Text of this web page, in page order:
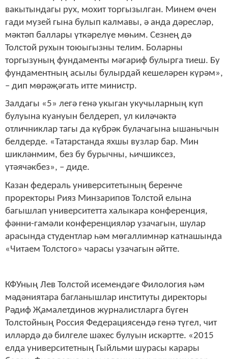
вакытындагы рух, мохит торгызылган. Минем өчен
гади музей гына булып калмавы, ә анда дәресләр,
мәктәп баллары үткәрелүе мөһим. Сезнең дә
Толстой рухын тоюыгызны телим. Боларны
торгызуның фундаменты мәгариф булырга тиеш. Бу
фундаментның асылы булырдай кешеләрен күрәм»,
– дип мөрәҗәгать итте министр.
Залдагы «5» легә генә укыган укучыларның күп
булуына куануын белдереп, ул киләчәктә
отличниклар тагы да күбрәк булачагына ышанычын
белдерде. «Татарстанда яхшы вузлар бар. Мин
шикләнмим, без бу бурычны, һичшиксез,
үтәячәкбез», – диде.
Казан федераль университетының беренче
проректоры Рияз Минзарипов Толстой елына
багышлап университетта халыкара конференция,
фәнни-гамәли конференцияләр узачагын, шулар
арасында студентлар һәм мөгаллимнәр катнашында
«Читаем Толстого» чарасы узачагын әйтте.
КФУның Лев Толстой исемендәге Филология һәм
мәдәниятара багланышлар институты директоры
Рәдиф Җамалетдинов журналистларга бүген
Толстойның Россия Федерациясендә генә түгел, чит
илләрдә дә билгеле шәхес булуын искәртте. «2015
елда университетның Гыйльми шурасы карары